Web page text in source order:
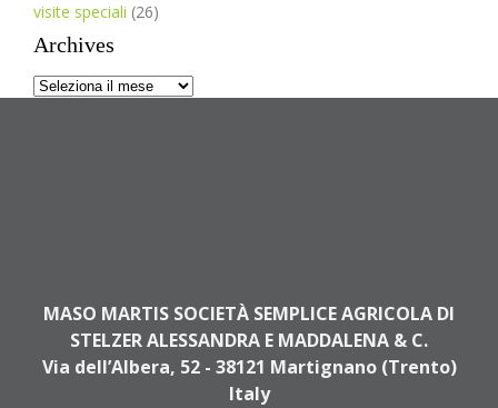
visite speciali (26)
Archives
Archives
MASO MARTIS SOCIETÀ SEMPLICE AGRICOLA DI
STELZER ALESSANDRA E MADDALENA & C.
Via dell’Albera, 52 - 38121 Martignano (Trento)
Italy